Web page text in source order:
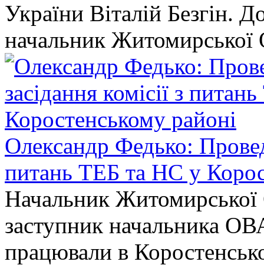
України Віталій Безгін.
начальник
Олександр Федько:
питань ТЕБ та НС у
Начальник
заступник начальника
працювали в